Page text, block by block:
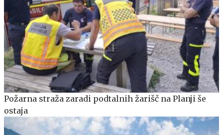
Požarna straža zaradi podtalnih žarišč na Planji še
ostaja